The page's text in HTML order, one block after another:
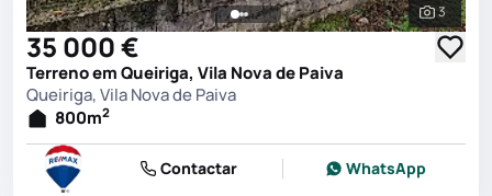
Ver
3
35 000 €
Terreno em Queiriga, Vila Nova de Paiva
Queiriga, Vila Nova de Paiva
800m2
Contactar WhatsApp